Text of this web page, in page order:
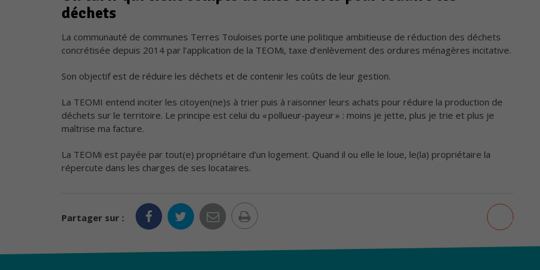
déchets
La communauté de communes Terres Touloises porte une politique ambitieuse de réduction des déchets
concrétisée depuis 2014 par l’application de la TEOMi, taxe d’enlèvement des ordures ménagères incitative.
Son objectif est de réduire les déchets et de contenir les coûts de leur gestion.
La TEOMI entend inciter les citoyen(ne)s à trier puis à raisonner leurs achats pour réduire la production de
déchets sur le territoire. Le principe est celui du « pollueur-payeur » : moins je jette, plus je trie et plus je
maîtrise ma facture.
La TEOMi est payée par tout(e) propriétaire d’un logement. Quand il ou elle le loue, le(la) propriétaire la
répercute dans les charges de ses locataires.
Partager sur :
Imprimer
page
Nécessaires
Ces cookies ne
sont